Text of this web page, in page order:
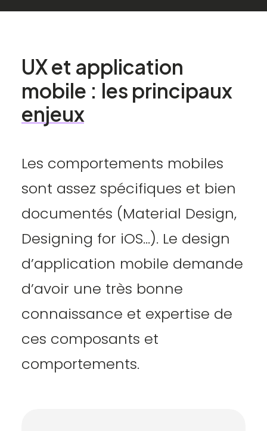
UXet application
mobile : les principaux
enjeux
Les comportements mobiles
sont assez spécifiques et bien
documentés (Material Design,
Designing for iOS…). Le design
d’application mobile demande
d’avoir une très bonne
connaissance et expertise de
ces composants et
comportements.